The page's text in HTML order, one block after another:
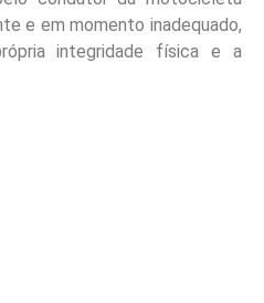
e em momento inadequado,
integridade física e a